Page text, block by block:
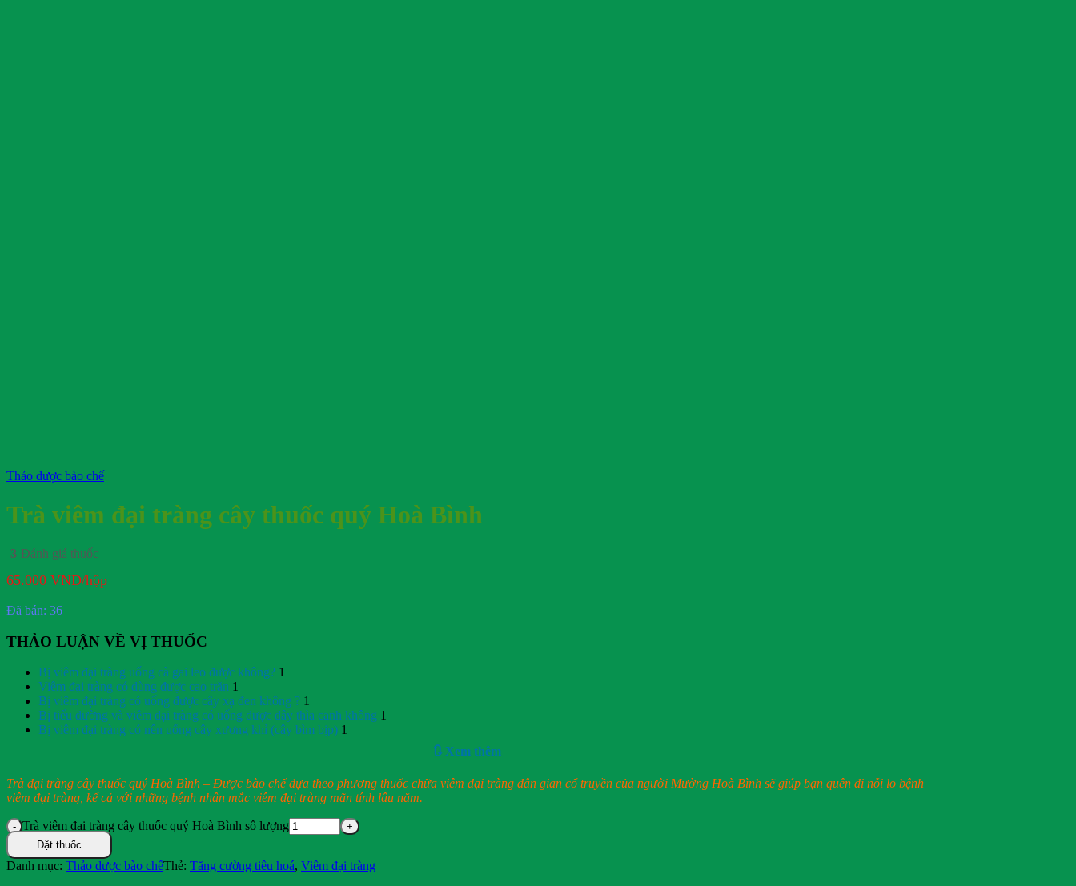
Thảo dược bào chế
Trà viêm đại tràng cây thuốc quý Hoà Bình
3 Đánh giá thuốc
65.000 VND/hộp
Đã bán: 36
THẢO LUẬN VỀ VỊ THUỐC
Bị viêm đại tràng uống cà gai leo được không? 1
Viêm đại tràng có dùng được cao trăn 1
Bị viêm đại tràng có uống được cây xạ đen không ? 1
Bị tiểu đường và viêm đại tràng có uống được dây thìa canh không 1
Bị viêm đại tràng có nên uống cây xương khỉ (cây bìm bịp) 1
🔃 Xem thêm
Trà đại tràng cây thuốc quý Hoà Bình – Được bào chế dựa theo phương thuốc chữa viêm đại tràng dân gian cổ truyền của người Mường Hoà Bình sẽ giúp bạn quên đi nỗi lo bệnh
viêm đại tràng, kể cả với những bệnh nhân mắc viêm đại tràng mãn tính lâu năm.
Trà viêm đại tràng cây thuốc quý Hoà Bình số lượng
Đặt thuốc
Danh mục: Thảo dược bào chếThẻ: Tăng cường tiêu hoá, Viêm đại tràng